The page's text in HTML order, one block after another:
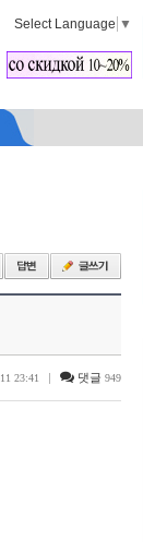
Select Language ▼
23:41 | 댓글 949